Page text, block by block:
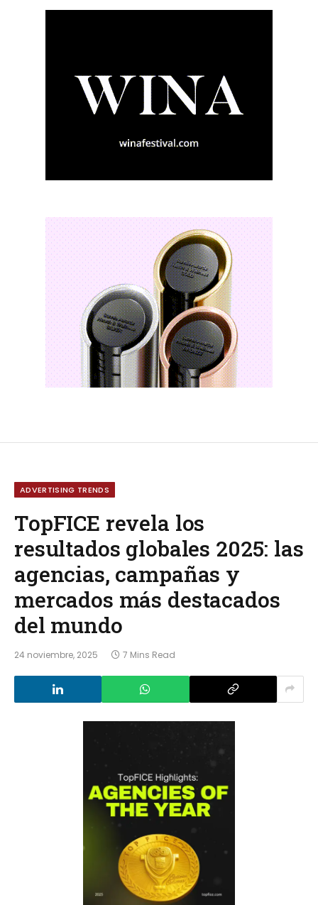
ADVERTISING TRENDS
TopFICE revela los
resultados globales 2025: las
agencias, campañas y
mercados más destacados
del mundo
24 noviembre, 2025 7 Mins Read